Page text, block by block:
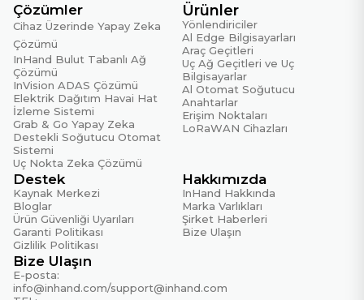
Çözümler
Cihaz Üzerinde Yapay Zeka
Çözümü
InHand Bulut Tabanlı Ağ
Çözümü
InVision ADAS Çözümü
Elektrik Dağıtım Havai Hat
İzleme Sistemi
Grab & Go Yapay Zeka
Destekli Soğutucu Otomat
Sistemi
Uç Nokta Zeka Çözümü
Ürünler
Yönlendiriciler
Al Edge Bilgisayarları
Araç Geçitleri
Uç Ağ Geçitleri ve Uç
Bilgisayarlar
Al Otomat Soğutucu
Anahtarlar
Erişim Noktaları
LoRaWAN Cihazları
Destek
Kaynak Merkezi
Bloglar
Ürün Güvenliği Uyarıları
Garanti Politikası
Gizlilik Politikası
Hakkımızda
InHand Hakkında
Marka Varlıkları
Şirket Haberleri
Bize Ulaşın
Bize Ulaşın
E-posta:
info@inhand.com/support@inhand.com